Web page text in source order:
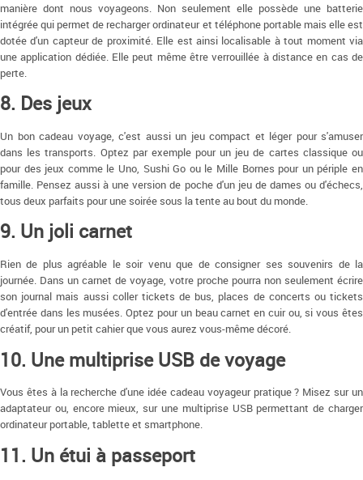
manière dont nous voyageons. Non seulement elle possède une batterie
intégrée qui permet de recharger ordinateur et téléphone portable mais elle est
dotée d'un capteur de proximité. Elle est ainsi localisable à tout moment via
une application dédiée. Elle peut même être verrouillée à distance en cas de
perte.
8. Des jeux
Un bon cadeau voyage, c'est aussi un jeu compact et léger pour s'amuser
dans les transports. Optez par exemple pour un jeu de cartes classique ou
pour des jeux comme le Uno, Sushi Go ou le Mille Bornes pour un périple en
famille. Pensez aussi à une version de poche d'un jeu de dames ou d'échecs,
tous deux parfaits pour une soirée sous la tente au bout du monde.
9. Un joli carnet
Rien de plus agréable le soir venu que de consigner ses souvenirs de la
journée. Dans un carnet de voyage, votre proche pourra non seulement écrire
son journal mais aussi coller tickets de bus, places de concerts ou tickets
d'entrée dans les musées. Optez pour un beau carnet en cuir ou, si vous êtes
créatif, pour un petit cahier que vous aurez vous-même décoré.
10. Une multiprise USB de voyage
Vous êtes à la recherche d'une idée cadeau voyageur pratique ? Misez sur un
adaptateur ou, encore mieux, sur une multiprise USB permettant de charger
ordinateur portable, tablette et smartphone.
11. Un étui à passeport